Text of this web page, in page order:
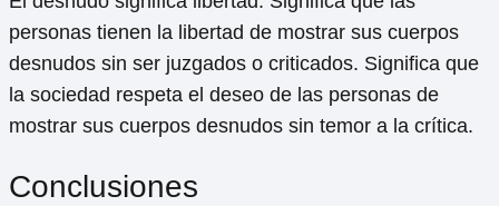
personas tienen la libertad de mostrar sus cuerpos
desnudos sin ser juzgados o criticados. Significa que
la sociedad respeta el deseo de las personas de
mostrar sus cuerpos desnudos sin temor a la crítica.
Conclusiones